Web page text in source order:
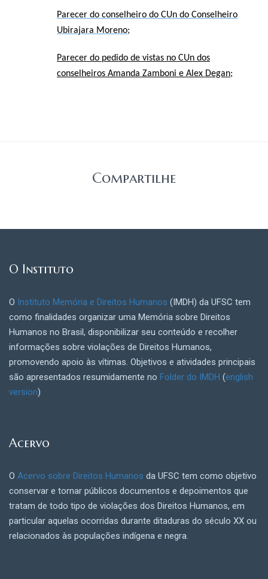
Parecer do conselheiro do CUn do Conselheiro
Ubirajara Moreno;
Parecer do pedido de vistas no CUn dos
conselheiros Amanda Zamboni e Alex Degan;
Compartilhe
O Instituto
O Instituto Memória e Direitos Humanos (IMDH) da UFSC tem
como finalidades organizar uma Memória sobre Direitos
Humanos no Brasil, disponibilizar seu conteúdo e recolher
informações sobre violações de Direitos Humanos,
promovendo apoio às vítimas. Objetivos e atividades principais
são apresentados resumidamente no Folder do IMDH (english
version)
Acervo
O Acervo sobre Direitos Humanos da UFSC tem como objetivo
conservar e tornar públicos documentos e depoimentos que
tratam de todo tipo de violações dos Direitos Humanos, em
particular aquelas ocorridas durante ditaduras do século XX ou
relacionados às populações indígena e negra.